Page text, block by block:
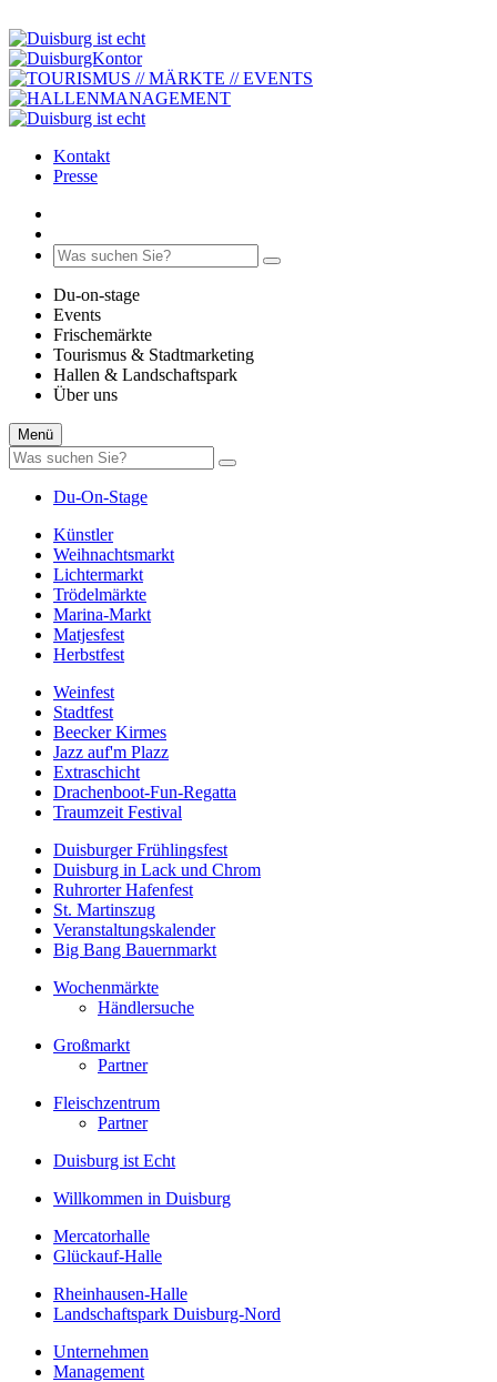
Kontakt
Presse
Du-on-stage
Events
Frischemärkte
Tourismus & Stadtmarketing
Hallen & Landschaftspark
Über uns
Menü
Du-On-Stage
Künstler
Weihnachtsmarkt
Lichtermarkt
Trödelmärkte
Marina-Markt
Matjesfest
Herbstfest
Weinfest
Stadtfest
Beecker Kirmes
Jazz auf'm Plazz
Extraschicht
Drachenboot-Fun-Regatta
Traumzeit Festival
Duisburger Frühlingsfest
Duisburg in Lack und Chrom
Ruhrorter Hafenfest
St. Martinszug
Veranstaltungskalender
Big Bang Bauernmarkt
Wochenmärkte
Händlersuche
Großmarkt
Partner
Fleischzentrum
Partner
Duisburg ist Echt
Willkommen in Duisburg
Mercatorhalle
Glückauf-Halle
Rheinhausen-Halle
Landschaftspark Duisburg-Nord
Unternehmen
Management